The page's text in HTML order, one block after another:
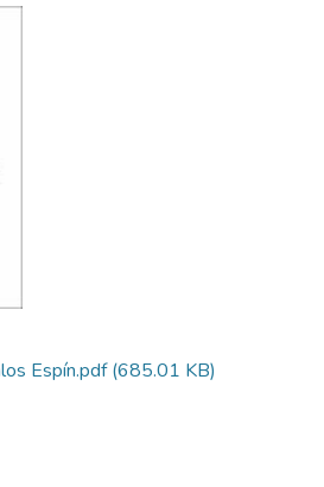
Espín.pdf(685.01 KB)